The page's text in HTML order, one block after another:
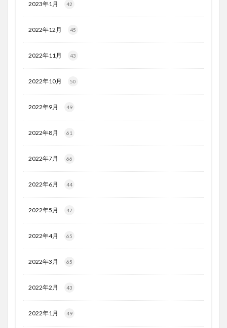
2023年1月 42
2022年12月 45
2022年11月 43
2022年10月 50
2022年9月 49
2022年8月 61
2022年7月 66
2022年6月 44
2022年5月 47
2022年4月 65
2022年3月 65
2022年2月 43
2022年1月 49